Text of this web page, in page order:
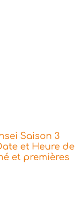
Saison 3
et Heure de
et premières